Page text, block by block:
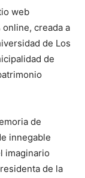
web
creada a
de Los
de
de
innegable
imaginario
de la